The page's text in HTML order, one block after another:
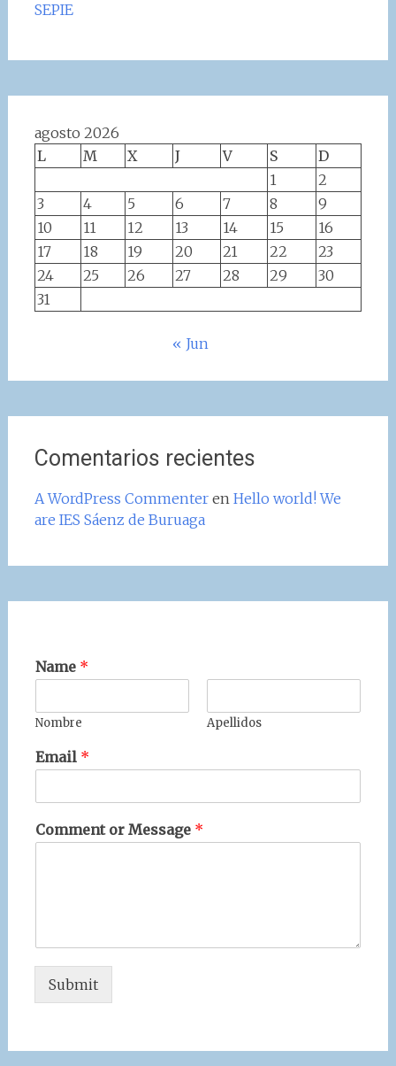
SEPIE
agosto 2026
L
M X J V S
D
1
2
3
4 5 6 7 8
9
10
11 12 13 14 15
16
17
18 19 20 21 22
23
24
25 26 27 28 29
30
31
« Jun
Comentarios recientes
A WordPress Commenteren Hello world! We
are IES Sáenz de Buruaga
Name *
Nombre Apellidos
Email *
Comment or Message *
Submit